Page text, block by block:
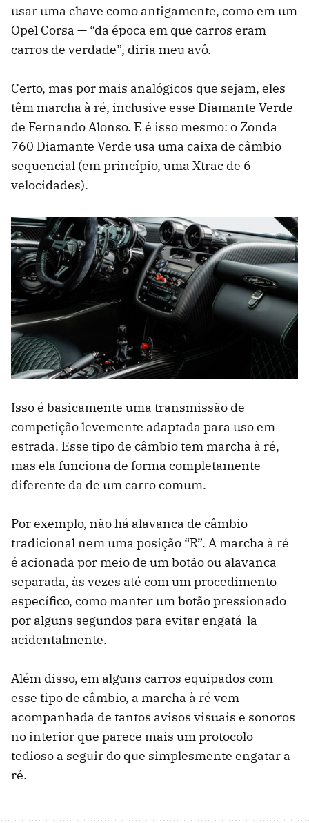
usar uma chave como antigamente, como em um
Opel Corsa — “da época em que carros eram
carros de verdade”, diria meu avô.
Certo, mas por mais analógicos que sejam, eles
têm marcha à ré, inclusive esse Diamante Verde
de Fernando Alonso. E é isso mesmo: o Zonda
760 Diamante Verde usa uma caixa de câmbio
sequencial (em princípio, uma Xtrac de 6
velocidades).
Isso é basicamente uma transmissão de
competição levemente adaptada para uso em
estrada. Esse tipo de câmbio tem marcha à ré,
mas ela funciona de forma completamente
diferente da de um carro comum.
Por exemplo, não há alavanca de câmbio
tradicional nem uma posição “R”. A marcha à ré
é acionada por meio de um botão ou alavanca
separada, às vezes até com um procedimento
específico, como manter um botão pressionado
por alguns segundos para evitar engatá-la
acidentalmente.
Além disso, em alguns carros equipados com
esse tipo de câmbio, a marcha à ré vem
acompanhada de tantos avisos visuais e sonoros
no interior que parece mais um protocolo
tedioso a seguir do que simplesmente engatar a
ré.